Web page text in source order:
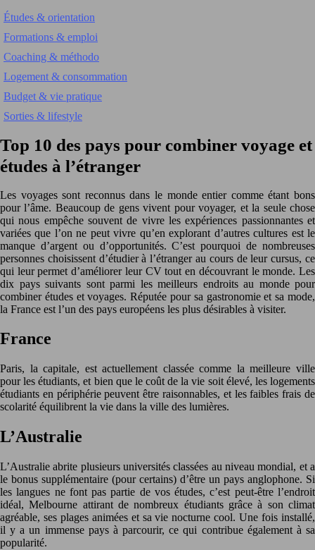
Études & orientation
Formations & emploi
Coaching & méthodo
Logement & consommation
Budget & vie pratique
Sorties & lifestyle
Top 10 des pays pour combiner voyage et
études à l’étranger
Les voyages sont reconnus dans le monde entier comme étant bons
pour l’âme. Beaucoup de gens vivent pour voyager, et la seule chose
qui nous empêche souvent de vivre les expériences passionnantes et
variées que l’on ne peut vivre qu’en explorant d’autres cultures est le
manque d’argent ou d’opportunités. C’est pourquoi de nombreuses
personnes choisissent d’étudier à l’étranger au cours de leur cursus, ce
qui leur permet d’améliorer leur CV tout en découvrant le monde. Les
dix pays suivants sont parmi les meilleurs endroits au monde pour
combiner études et voyages. Réputée pour sa gastronomie et sa mode,
la France est l’un des pays européens les plus désirables à visiter.
France
Paris, la capitale, est actuellement classée comme la meilleure ville
pour les étudiants, et bien que le coût de la vie soit élevé, les logements
étudiants en périphérie peuvent être raisonnables, et les faibles frais de
scolarité équilibrent la vie dans la ville des lumières.
L’Australie
L’Australie abrite plusieurs universités classées au niveau mondial, et a
le bonus supplémentaire (pour certains) d’être un pays anglophone. Si
les langues ne font pas partie de vos études, c’est peut-être l’endroit
idéal, Melbourne attirant de nombreux étudiants grâce à son climat
agréable, ses plages animées et sa vie nocturne cool. Une fois installé,
il y a un immense pays à parcourir, ce qui contribue également à sa
popularité.